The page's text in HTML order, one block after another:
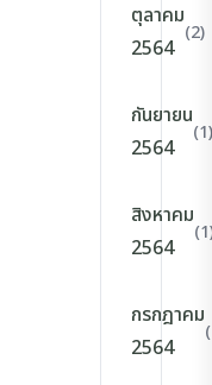
ตุลาคม
2564
(2)
กันยายน
2564
(1)
สิงหาคม
2564
กรกฎาคม
2564